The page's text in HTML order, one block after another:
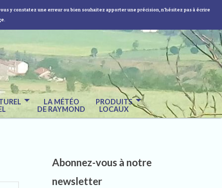
y constatez une erreur ou bien souhaitez apporter une précision, n'hésitez pas à écrire
LA MÉTÉO
DE RAYMOND
PRODUITS
LOCAUX
Abonnez-vous à notre
newsletter